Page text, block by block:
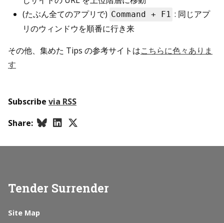
(たぶん全てのアプリで) Command + F1 : 同じアプ
リのウィンドウを順番に行き来
その他、集めた Tips の参考サイトはこちらに色々ありま
す
Subscribe via RSS
Share:
Tender Surrender
Site Map